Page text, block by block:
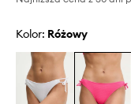
Kolor: różowy